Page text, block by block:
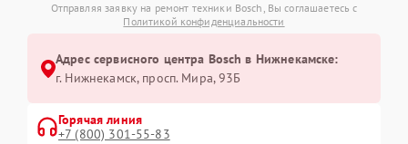
Отправляя заявку на ремонт техники Bosch, Вы соглашаетесь с
Политикой конфиденциальности
Адрес сервисного центра Bosch в Нижнекамске:
г. Нижнекамск, просп. Мира, 93Б
Горячая линия
+7 (800) 301-55-83